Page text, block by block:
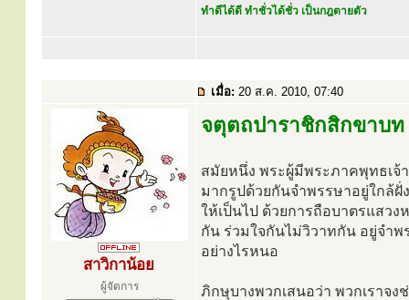
ทำดีได้ดี ทำชั่วได้ชั่ว เป็นกฎตายตัว
เมื่อ: 20 ส.ค. 2010, 07:40
สาวิกาน้อย
ผู้จัดการ
จตุตถปาราชิกสิกขาบ
สมัยหนึ่ง พระผู้มีพระภาคพุทธเจ้
มากรูปด้วยกันจำพรรษาอยู่ใกล้
ให้เป็นไป ด้วยการถือบาตรแสวง
กัน ร่วมใจกันไม่วิวาทกัน อยู่จำ
อย่างไรหนอ
ภิกษุบางพวกเสนอว่า พวกเราจ